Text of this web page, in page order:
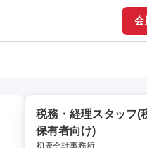
会
税務・経理スタッフ(
保有者向け)
初鹿会計事務所